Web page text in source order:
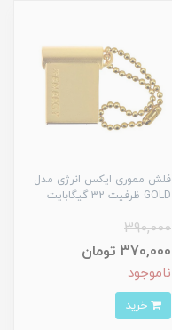
فلش مموری ایکس انرژ‌ی مدل
GOLD ظرفیت 32 گیگابایت
390,000
370,000 تومان
ناموجود